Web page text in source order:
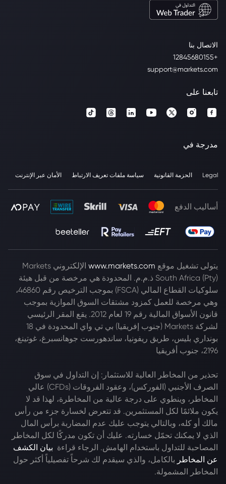
الاتصال بنا
+12845680155
support@markets.com
تابعنا على
مدرجة في
Legal الحزمة القانونية سياسة ملفات تعريف الارتباط الأمان عبر الإنترنت
أساليب الدفع
يتولى تشغيل موقع www.markets.com
الإلكتروني Markets
South Africa (Pty) ذ.م.م. المحدودة هي مرخصة من قبل هيئة
سلوكيات القطاع المالي (FSCA) بموجب الترخيص رقم 46860،
وهي مرخصة للعمل كمزود مشتقات السوق الموازية بموجب
قانون الأسواق المالية رقم 19 لعام 2012. يقع المقر الرئيسي
لشركة Markets (جنوب إفريقيا) بي تي واي المحدودة في 18
بونداري بليس، طريق ريفونيا، ساندهورست جوهانسبرغ، غوتينغ،
2196، جنوب أفريقيا
تحذير من المخاطر العالية للاستثمار: إن التداول في سوق
الصرف الأجنبي (الفوركس)، وعقود الفروقات (CFDs) عالي
المخاطر، وينطوي على درجة عالية من المخاطرة، لهذا قد لا
يكون ملائمًا لكل المستثمرين. قد تتعرض لخسارة جزء من رأس
مالك أو كله، وبالتالي يتوجب عليك عدم المضاربة برأس المال
الذي لا يمكنك تحمّل خسارته. عليك أن تكون مدركًا لكل المخاطر
المصاحبة للتداول باستخدام الهامش. الرجاء قراءة بيان الكشف
عن المخاطر بالكامل، والذي سيقدم لك شرحاً تفصيلياً أكثر حول
المخاطر المشمولة.